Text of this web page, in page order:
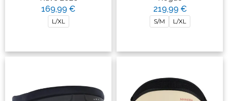
169,99 €
L/XL
219,99 €
S/M L/XL